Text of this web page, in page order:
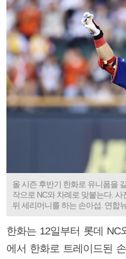
올 시즌 후반기 한화로 유니폼을
작으로 NC와 차례로 맞붙는다.
뒤 세리머니를 하는 손아섭. 연합
한화는 12일부터 롯데 NC
에서 한화로 트레이드된